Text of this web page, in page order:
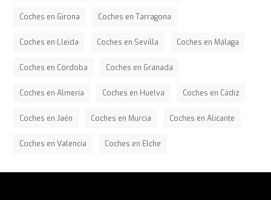
Coches en Girona Coches en Tarragona
Coches en Lleida Coches en Sevilla Coches en Málaga
Coches en Córdoba Coches en Granada
Coches en Almería Coches en Huelva Coches en Cádiz
Coches en Jaén Coches en Murcia Coches en Alicante
Coches en Valencia Coches en Elche